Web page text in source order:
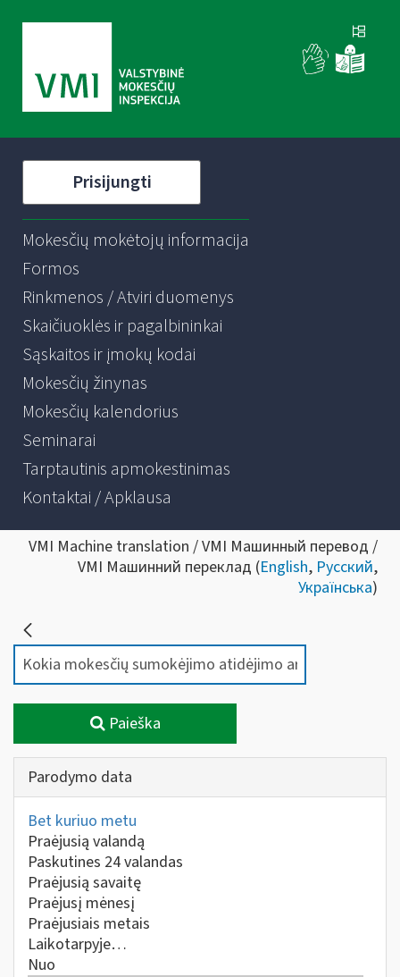
Prisijungti
Mokesčių mokėtojų informacija
Formos
Rinkmenos / Atviri duomenys
Skaičiuoklės ir pagalbininkai
Sąskaitos ir įmokų kodai
Mokesčių žinynas
Mokesčių kalendorius
Seminarai
Tarptautinis apmokestinimas
Kontaktai / Apklausa
VMI Machine translation / VMI Машинный перевод /
VMI Машинний переклад (English, Русский,
Українська)
Paieška
Parodymo data
Bet kuriuo metu
Praėjusią valandą
Paskutines 24 valandas
Praėjusią savaitę
Praėjusį mėnesį
Praėjusiais metais
Laikotarpyje…
Nuo